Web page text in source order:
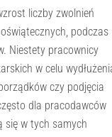
liczby zwolnień
podczas
Niestety pracownicy
w celu
czy podjęcia
dla pracodawców
się w tych samych